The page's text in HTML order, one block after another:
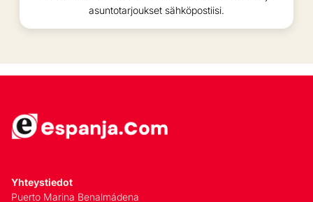
asuntotarjoukset sähköpostiisi.
Yhteystiedot
Puerto Marina Benalmádena